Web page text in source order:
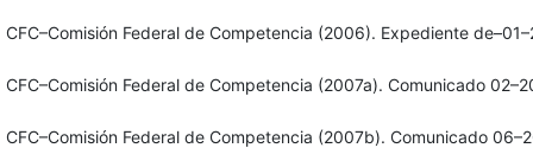
CFC–Comisión Federal de Competencia (2006). Expediente
CFC–Comisión Federal de Competencia (2007a). Comunicado
CFC–Comisión Federal de Competencia (2007b). Comunicado